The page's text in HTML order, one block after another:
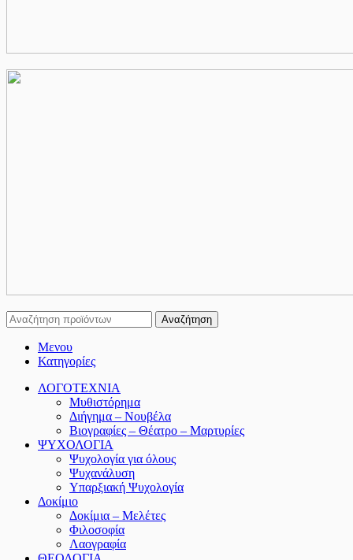
Αναζήτηση
Μενου
Κατηγορίες
ΛΟΓΟΤΕΧΝΙΑ
Μυθιστόρημα
Διήγημα – Νουβέλα
Βιογραφίες – Θέατρο – Μαρτυρίες
ΨΥΧΟΛΟΓΙΑ
Ψυχολογία για όλους
Ψυχανάλυση
Υπαρξιακή Ψυχολογία
Δοκίμιο
Δοκίμια – Μελέτες
Φιλοσοφία
Λαογραφία